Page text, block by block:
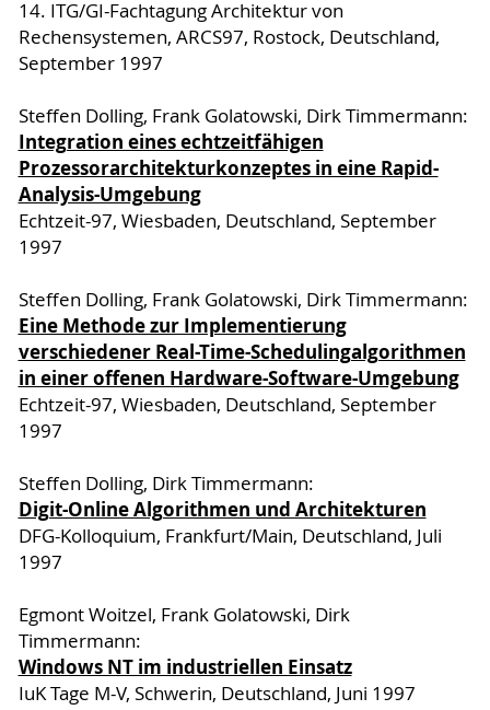
14. ITG/GI-Fachtagung Architektur von
Rechensystemen, ARCS97, Rostock, Deutschland,
September 1997
Steffen Dolling, Frank Golatowski, Dirk Timmermann:
Integration eines echtzeitfähigen
Prozessorarchitekturkonzeptes in eine Rapid-
Analysis-Umgebung
Echtzeit-97, Wiesbaden, Deutschland, September
1997
Steffen Dolling, Frank Golatowski, Dirk Timmermann:
Eine Methode zur Implementierung
verschiedener Real-Time-Schedulingalgorithmen
in einer offenen Hardware-Software-Umgebung
Echtzeit-97, Wiesbaden, Deutschland, September
1997
Steffen Dolling, Dirk Timmermann:
Digit-Online Algorithmen und Architekturen
DFG-Kolloquium, Frankfurt/Main, Deutschland, Juli
1997
Egmont Woitzel, Frank Golatowski, Dirk
Timmermann:
Windows NT im industriellen Einsatz
IuK Tage M-V, Schwerin, Deutschland, Juni 1997